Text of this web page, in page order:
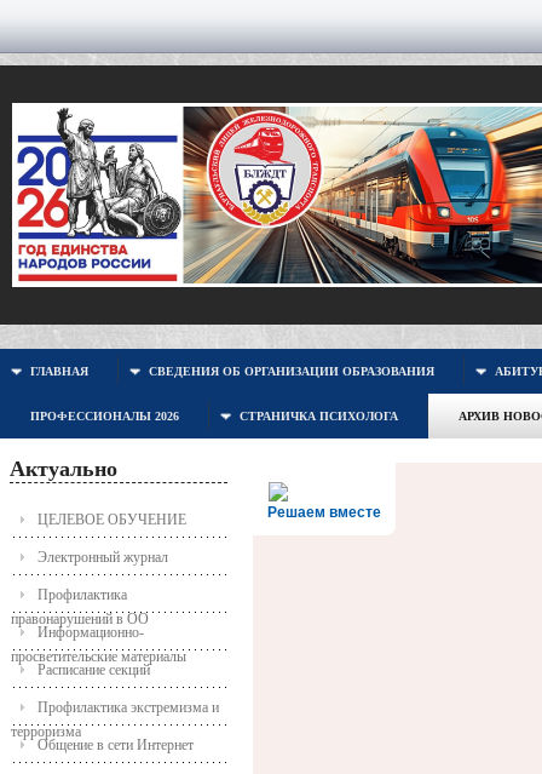
ГЛАВНАЯ СВЕДЕНИЯ ОБ ОРГАНИЗАЦИИ ОБРАЗОВАНИЯ
ПРОФЕССИОНАЛЫ 2026 СТРАНИЧКА ПСИХОЛОГА АРХИВ
Актуально
ЦЕЛЕВОЕ ОБУЧЕНИЕ
Электронный журнал
Профилактика
правонарушений в ОО
Информационно-
просветительские материалы
Расписание секций
Профилактика экстремизма и
терроризма
Общение в сети Интернет
Решаем вместе